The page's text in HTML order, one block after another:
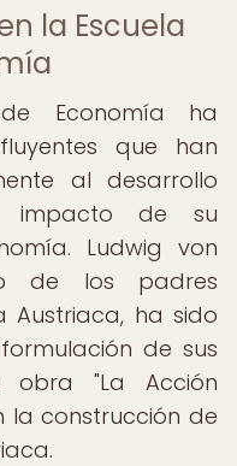
la Escuela
Economía ha
que han
al desarrollo
de su
Ludwig von
de los padres
Austriaca, ha sido
de sus
obra "La Acción
la construcción de